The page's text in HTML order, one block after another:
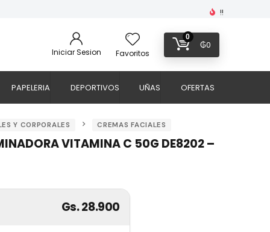
!!
Iniciar Sesion Favoritos
0
₲0
PAPELERIA DEPORTIVOS UÑAS OFERTAS
Y CORPORALES CREMAS FACIALES
VITAMINA C 50G DE8202 –
Gs. 28.900